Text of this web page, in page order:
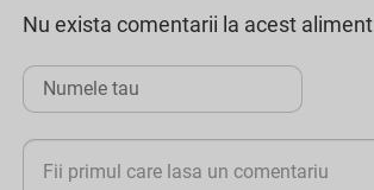
Nu exista comentarii la acest aliment